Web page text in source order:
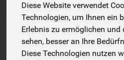
Diese Website verwendet
Technologien, um Ihnen ein
Erlebnis zu ermöglichen und
sehen, besser an Ihre
Diese Technologien nutzen